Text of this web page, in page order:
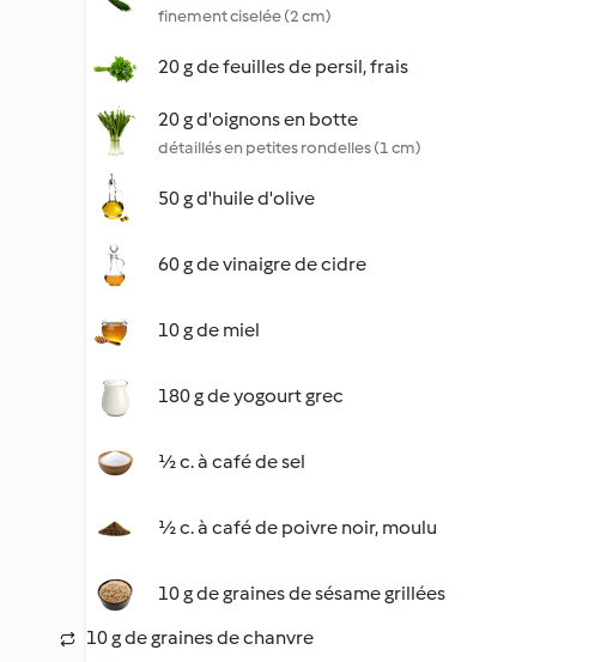
finement ciselée (2 cm)
20 g de feuilles de persil, frais
20 g d'oignons en botte
détaillés en petites rondelles (1 cm)
50 g d'huile d'olive
60 g de vinaigre de cidre
10 g de miel
180 g de yogourt grec
½ c. à café de sel
½ c. à café de poivre noir, moulu
10 g de graines de sésame grillées
10 g de graines de chanvre